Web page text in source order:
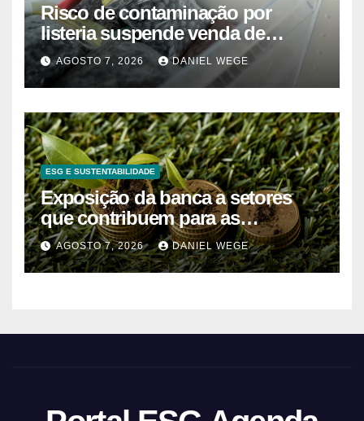
Risco de contaminação por
listeria suspende venda de
mirtilos em fábricas da América
do Norte – Mix Vale
AGOSTO 7, 2026 DANIEL WEGE
ESG E SUSTENTABILIDADE
Exposição da banca a setores
que contribuem para as
alterações climáticas mantém-se
nos 62%
AGOSTO 7, 2026 DANIEL WEGE